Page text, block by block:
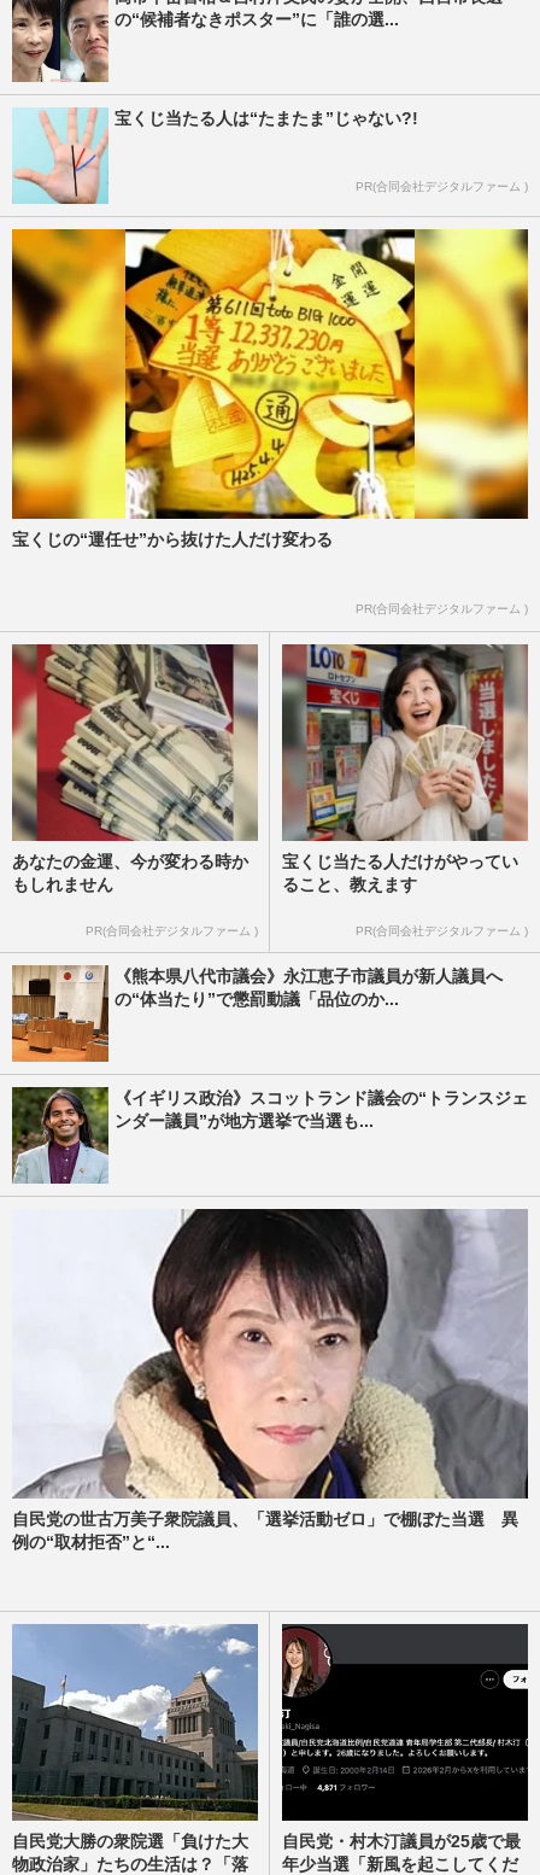
の“候補者なきポスター”に「誰の選...
宝くじ当たる人は“たまたま”じゃない?!
PR(合同会社デジタルファーム )
宝くじの“運任せ”から抜けた人だけ変わる
PR(合同会社デジタルファーム )
あなたの金運、今が変わる時か
もしれません
PR(合同会社デジタルファーム )
宝くじ当たる人だけがやってい
ること、教えます
PR(合同会社デジタルファーム )
《熊本県八代市議会》永江恵子市議員が新人議員へ
の“体当たり”で懲罰動議「品位のか...
《イギリス政治》スコットランド議会の“トランスジェ
ンダー議員”が地方選挙で当選も...
自民党の世古万美子衆院議員、「選挙活動ゼロ」で棚ぼた当選 異
例の“取材拒否”と“...
自民党大勝の衆院選「負けた大
物政治家」たちの生活は？「落
自民党・村木汀議員が25歳で最
年少当選「新風を起こしてくだ